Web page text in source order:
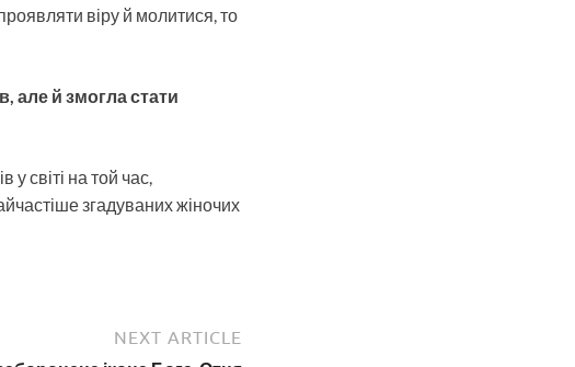
віру й молитися, то
але й змогла стати
світі на той час,
згадуваних жіночих
NEXT ARTICLE